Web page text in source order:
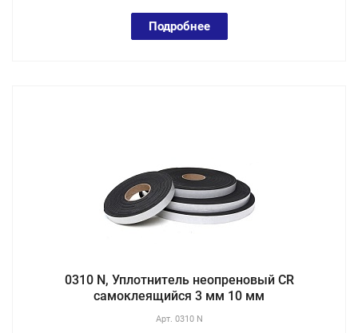
Подробнее
0310 N, Уплотнитель неопреновый CR
самоклеящийся 3 мм 10 мм
Арт. 0310 N